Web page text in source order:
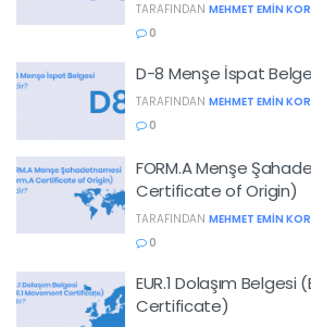
TARAFINDAN MEHMET EMIN
0
D-8 Menşe İspat
TARAFINDAN MEHMET EMIN
0
FORM.A Menşe
Certificate of Origin)
TARAFINDAN MEHMET EMIN
0
EUR.1 Dolaşım Belgesi
Certificate)